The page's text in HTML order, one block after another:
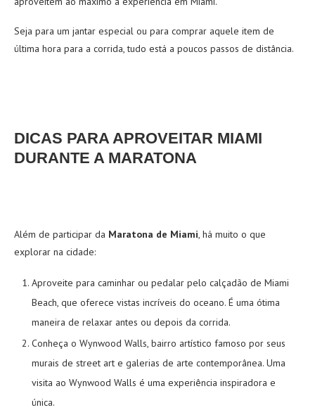
Seja para um jantar especial ou para comprar aquele item de
última hora para a corrida, tudo está a poucos passos de distância.
DICAS PARA APROVEITAR MIAMI
DURANTE A MARATONA
Além de participar da Maratona de Miami, há muito o que
explorar na cidade:
Aproveite para caminhar ou pedalar pelo calçadão de Miami
Beach, que oferece vistas incríveis do oceano. É uma ótima
maneira de relaxar antes ou depois da corrida.
Conheça o Wynwood Walls, bairro artístico famoso por seus
murais de street art e galerias de arte contemporânea. Uma
visita ao Wynwood Walls é uma experiência inspiradora e
única.